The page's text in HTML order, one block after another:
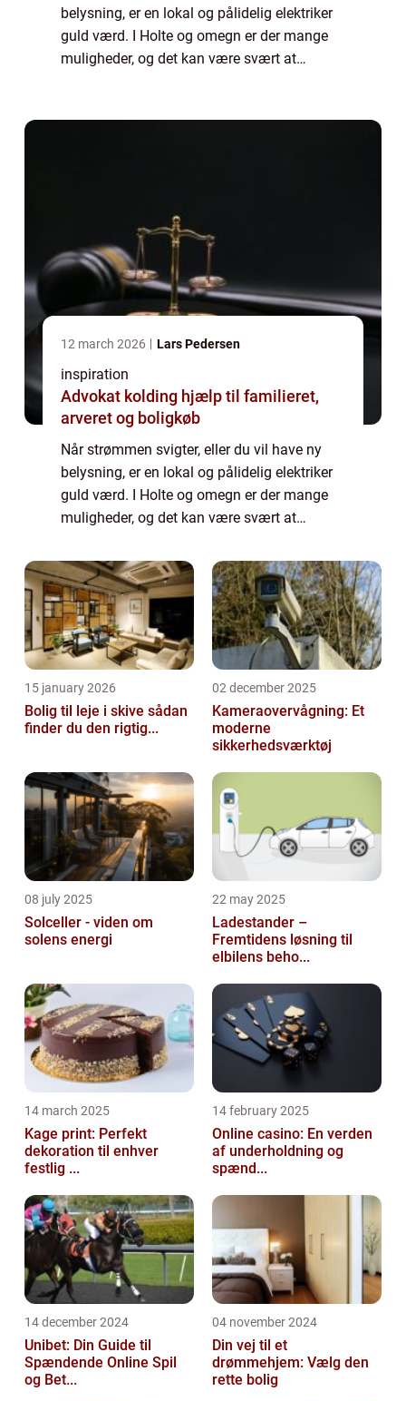
belysning, er en lokal og pålidelig elektriker
guld værd. I Holte og omegn er der mange
muligheder, og det kan være svært at
12 march 2026 Lars Pedersen
inspiration
Advokat kolding hjælp til familieret,
arveret og boligkøb
Når strømmen svigter, eller du vil have ny
belysning, er en lokal og pålidelig elektriker
guld værd. I Holte og omegn er der mange
muligheder, og det kan være svært at
behov. Samtidig bliver flere løsninger ...
15 january 2026
Bolig til leje i skive sådan
finder du den rigtig...
02 december 2025
Kameraovervågning: Et
moderne
sikkerhedsværktøj
08 july 2025
Solceller - viden om
solens energi
22 may 2025
Ladestander –
Fremtidens løsning til
elbilens beho...
14 march 2025
Kage print: Perfekt
dekoration til enhver
festlig ...
14 february 2025
Online casino: En verden
af underholdning og
spænd...
14 december 2024
Unibet: Din Guide til
Spændende Online Spil
og Bet...
04 november 2024
Din vej til et
drømmehjem: Vælg den
rette bolig